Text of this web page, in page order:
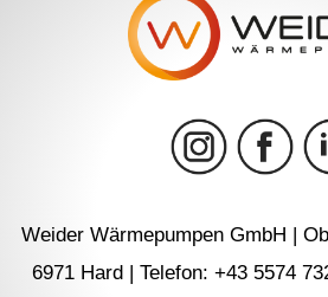
Weider Wärmepumpen GmbH |
6971 Hard | Telefon: +43 5574